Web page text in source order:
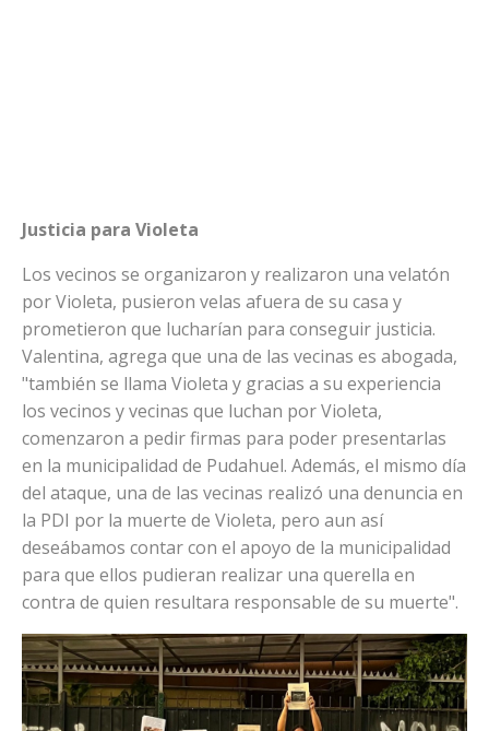
Justicia para Violeta
Los vecinos se organizaron y realizaron una velatón
por Violeta, pusieron velas afuera de su casa y
prometieron que lucharían para conseguir justicia.
Valentina, agrega que una de las vecinas es abogada,
"también se llama Violeta y gracias a su experiencia
los vecinos y vecinas que luchan por Violeta,
comenzaron a pedir firmas para poder presentarlas
en la municipalidad de Pudahuel. Además, el mismo día
del ataque, una de las vecinas realizó una denuncia en
la PDI por la muerte de Violeta, pero aun así
deseábamos contar con el apoyo de la municipalidad
para que ellos pudieran realizar una querella en
contra de quien resultara responsable de su muerte".